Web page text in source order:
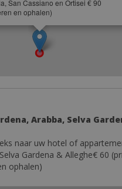
San Cassiano en Ortisei € 90
en ophalen)
Arabba, Selva
naar uw hotel of
Gardena & Alleghe€ 60
ophalen)